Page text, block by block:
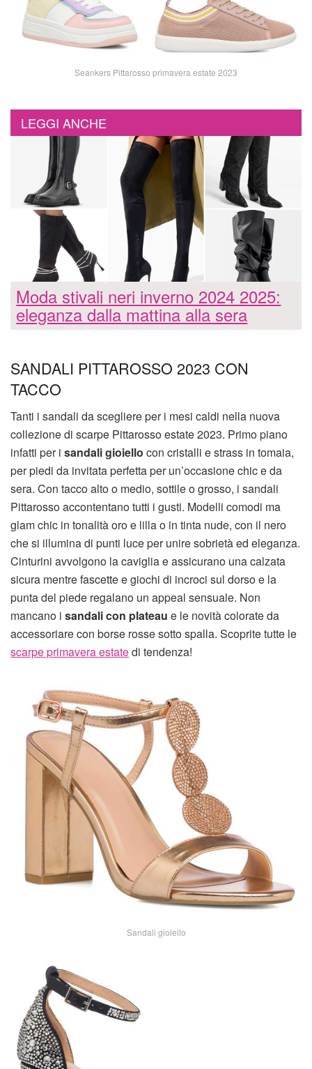
Seankers Pittarosso primavera estate 2023
LEGGI ANCHE
Moda stivali neri inverno 2024 2025:
eleganza dalla mattina alla sera
SANDALI PITTAROSSO 2023 CON
TACCO
Tanti i sandali da scegliere per i mesi caldi nella nuova
collezione di scarpe Pittarosso estate 2023. Primo piano
infatti per i sandali gioiello con cristalli e strass in tomaia,
per piedi da invitata perfetta per un’occasione chic e da
sera. Con tacco alto o medio, sottile o grosso, i sandali
Pittarosso accontentano tutti i gusti. Modelli comodi ma
glam chic in tonalità oro e lilla o in tinta nude, con il nero
che si illumina di punti luce per unire sobrietà ed eleganza.
Cinturini avvolgono la caviglia e assicurano una calzata
sicura mentre fascette e giochi di incroci sul dorso e la
punta del piede regalano un appeal sensuale. Non
mancano i sandali con plateau e le novità colorate da
accessoriare con borse rosse sotto spalla. Scoprite tutte le
scarpe primavera estatedi tendenza!
Sandali gioiello